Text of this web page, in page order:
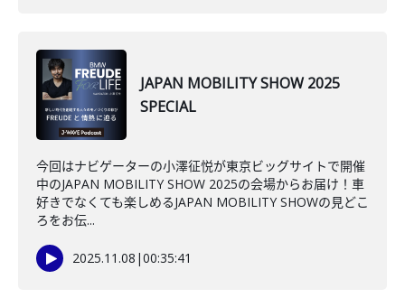
JAPAN MOBILITY SHOW 2025
SPECIAL
今回はナビゲーターの小澤征悦が東京ビッグサイトで開催
中のJAPAN MOBILITY SHOW 2025の会場からお届け！車
好きでなくても楽しめるJAPAN MOBILITY SHOWの見どこ
ろをお伝...
2025.11.08 |00:35:41